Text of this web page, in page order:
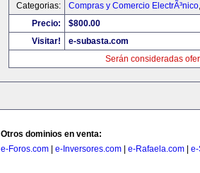
Categorias:
Compras y Comercio ElectrÃ³nico
Precio:
$800.00
Visitar!
e-subasta.com
Serán consideradas
Otros dominios en venta:
e-Foros.com
e-Inversores.com e-Rafaela.com e-